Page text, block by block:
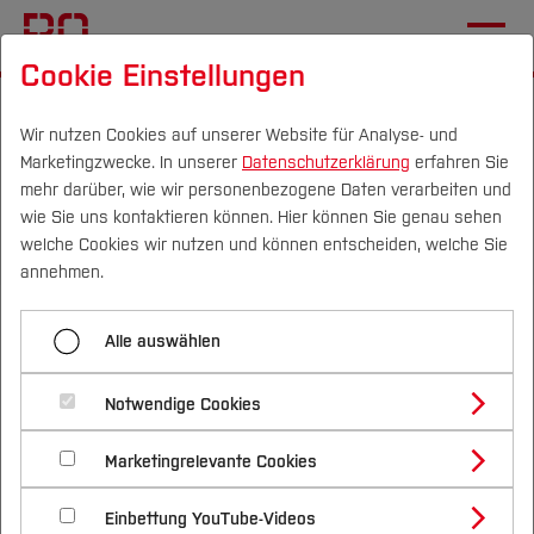
Campus Personen DE|EN Quicklinks
Studium
Studienangebote
Bachelorstudiengänge
Masterstudiengänge
Vor dem Studium
Bewerben & Einschreiben
Bewerbungsportal
Im Studium
Studienbüros und Prüfungen
Nach dem Studium
Forschung & Transfer
Profil
Forschungs- und Transferprofil
Schwerpunkte (FuT)
Beratung & Förderung
Nachhaltigkeit
Nachhaltigkeit studieren
International
SLK Prüfungsvorbereitung
SLK: Fit für KI
Menü aufklappen
Skills: Discovery & Upgrade
SLK Studienskills
SLK Anfangen statt Aufschieben
SLK Prüfungsmut
Fit für KI
Selbstlernkurs
Interessant für:Studierende, die mehr über KI und
den Umgang damit wissen möchten
Cookie Einstellungen
Wir nutzen Cookies auf unserer Website für Analyse- und
Marketingzwecke. In unserer Datenschutzerklärung erfahren Sie
mehr darüber, wie wir personenbezogene Daten verarbeiten und
wie Sie uns kontaktieren können. Hier können Sie genau sehen
welche Cookies wir nutzen und können entscheiden, welche Sie
annehmen.
Alle auswählen
Notwendige Cookies
Marketingrelevante Cookies
Einbettung YouTube-Videos